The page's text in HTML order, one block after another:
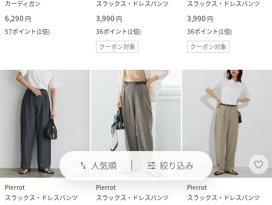
swap_vert 人気順 絞り込み
カーディガン
6,290 円
57ポイント(1倍)
スラックス・ドレスパンツ
3,990 円
36ポイント(1倍)
クーポン対象
スラックス・ドレスパンツ
3,990 円
36ポイント(1倍)
クーポン対象
Pierrot
スラックス・ドレスパンツ
Pierrot
スラックス・ドレスパンツ
Pierrot
スラックス・ドレスパンツ